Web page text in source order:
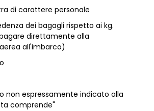
di carattere personale
dei bagagli rispetto ai kg.
direttamente alla
all'imbarco)
non espressamente indicato alla
comprende"